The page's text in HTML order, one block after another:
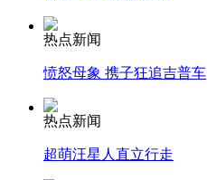
热点新闻
愤怒母象 携子狂追吉普车
热点新闻
超萌汪星人直立行走